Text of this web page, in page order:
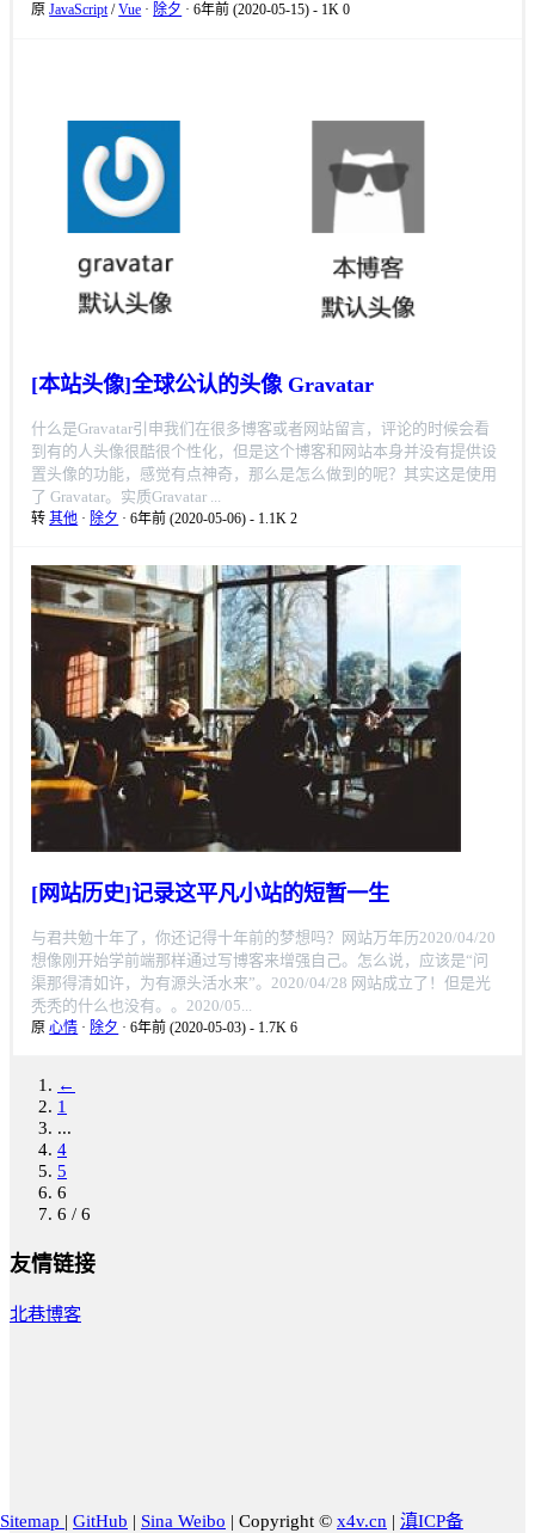
原 JavaScript/Vue · 除夕 · 6年前 (2020-05-15)- 1K0
[本站头像]全球公认的头像 Gravatar
什么是Gravatar引申我们在很多博客或者网站留言，评论的时候会看
到有的人头像很酷很个性化，但是这个博客和网站本身并没有提供设
置头像的功能，感觉有点神奇，那么是怎么做到的呢？其实这是使用
了 Gravatar。实质Gravatar ...
转 其他 · 除夕 · 6年前 (2020-05-06)- 1.1K2
[网站历史]记录这平凡小站的短暂一生
与君共勉十年了，你还记得十年前的梦想吗？网站万年历2020/04/20
想像刚开始学前端那样通过写博客来增强自己。怎么说，应该是“问
渠那得清如许，为有源头活水来”。2020/04/28 网站成立了！但是光
秃秃的什么也没有。。2020/05...
原 心情 · 除夕 · 6年前 (2020-05-03)- 1.7K6
←
1
...
4
5
6
6 / 6
友情链接
北巷博客
Sitemap | GitHub | Sina Weibo | Copyright © x4v.cn | 滇ICP备